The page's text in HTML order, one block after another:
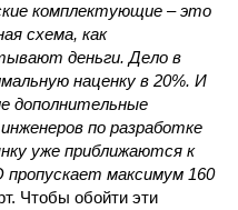
комплектующие – это
схема, как
деньги. Дело в
наценку в 20%. И
дополнительные
по разработке
уже приближаются к
максимум 160
Чтобы обойти эти